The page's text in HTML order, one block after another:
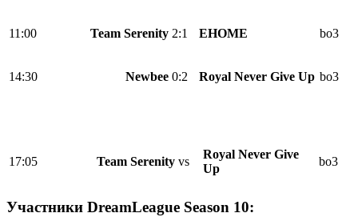
11:00 Team Serenity 2:1 EHOME bo3
14:30 Newbee 0:2 Royal Never Give Up bo3
17:05 Team Serenity vs
Royal Never Give
Up
bo3
Участники DreamLeague Season 10: